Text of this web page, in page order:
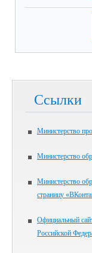
Ссылки
Министерство
Министерство
Министерство
страницу
Официальный
Российской